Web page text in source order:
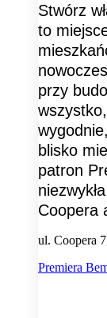
Stwórz
to
przy
blisko
patron
Coopera
ul. Coopera
Premiera